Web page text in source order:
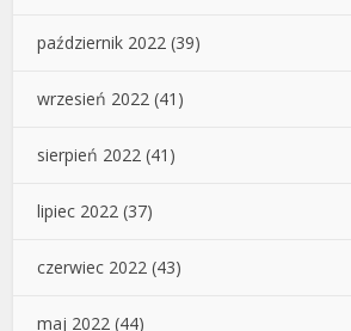
październik 2022 (39)
wrzesień 2022 (41)
sierpień 2022 (41)
lipiec 2022 (37)
czerwiec 2022 (43)
maj 2022 (44)